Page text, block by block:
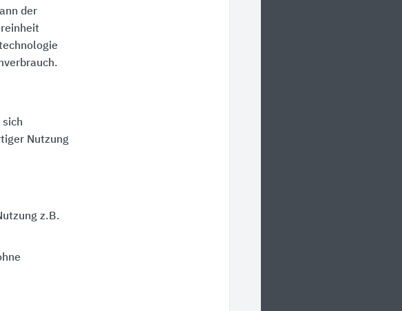
der
sich
Nutzung
z.B.